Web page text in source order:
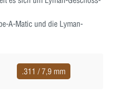
A-Matic und die Lyman-
.311 / 7,9 mm